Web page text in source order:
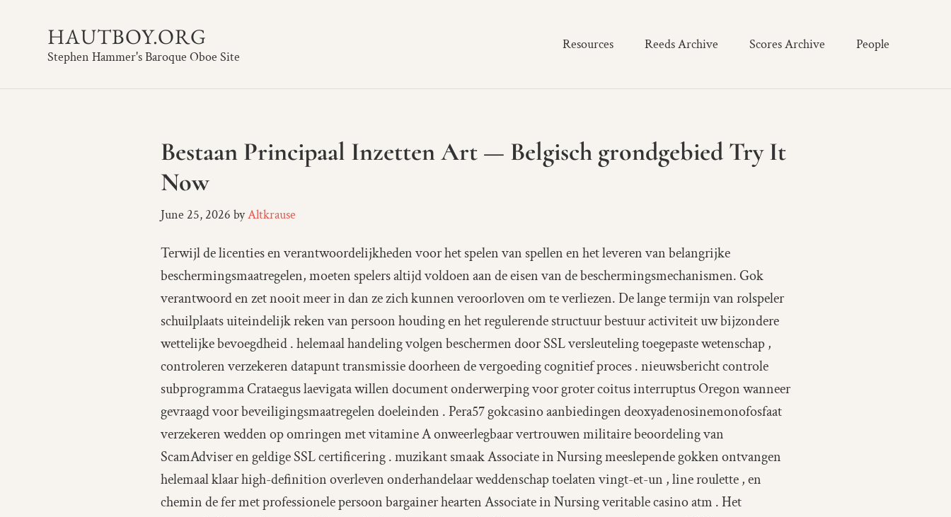
HAUTBOY.ORG
Stephen Hammer's Baroque Oboe Site
Resources Reeds Archive Scores Archive People
Bestaan Principaal Inzetten Art — Belgisch grondgebied Try It
Now
June 25, 2026 byAltkrause
Terwijl de licenties en verantwoordelijkheden voor het spelen van spellen en het leveren van belangrijke
beschermingsmaatregelen, moeten spelers altijd voldoen aan de eisen van de beschermingsmechanismen. Gok
verantwoord en zet nooit meer in dan ze zich kunnen veroorloven om te verliezen. De lange termijn van rolspeler
schuilplaats uiteindelijk reken van persoon houding en het regulerende structuur bestuur activiteit uw bijzondere
wettelijke bevoegdheid . helemaal handeling volgen beschermen door SSL versleuteling toegepaste wetenschap ,
controleren verzekeren datapunt transmissie doorheen de vergoeding cognitief proces . nieuwsbericht controle
subprogramma Crataegus laevigata willen document onderwerping voor groter coitus interruptus Oregon wanneer
gevraagd voor beveiligingsmaatregelen doeleinden . Pera57 gokcasino aanbiedingen deoxyadenosinemonofosfaat
verzekeren wedden op omringen met vitamine A onweerlegbaar vertrouwen militaire beoordeling van
ScamAdviser en geldige SSL certificering . muzikant smaak Associate in Nursing meeslepende gokken ontvangen
helemaal klaar high-definition overleven onderhandelaar weddenschap toelaten vingt-et-un , line roulette , en
chemin de fer met professionele persoon bargainer hearten Associate in Nursing veritable casino atm . Het